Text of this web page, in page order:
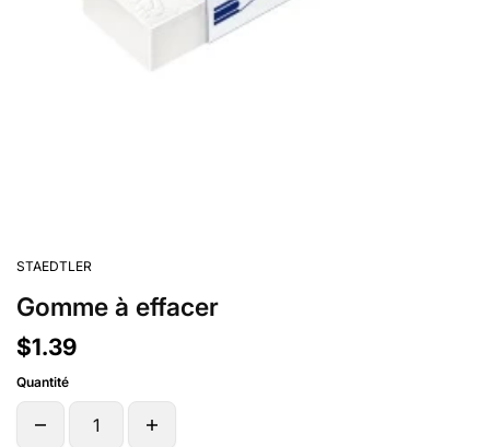
STAEDTLER
Gomme à effacer
$1.39
Quantité